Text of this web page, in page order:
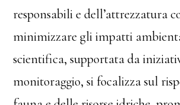
responsabili e dell’attrezzatura
minimizzare gli impatti
scientifica, supportata da
monitoraggio, si focalizza sul